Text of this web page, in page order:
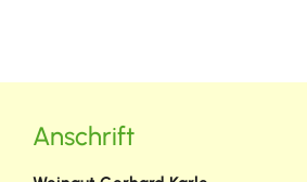
Anschrift